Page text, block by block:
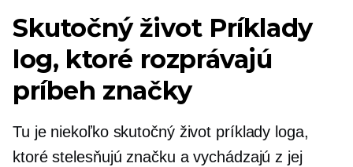
Skutočný životPríklady
log, ktoré rozprávajú
príbeh značky
Tu je niekoľko skutočný život príklady loga,
ktoré stelesňujú značku a vychádzajú z jej